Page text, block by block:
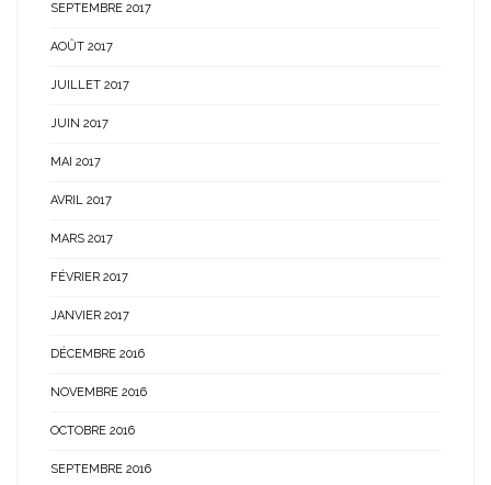
SEPTEMBRE 2017
AOÛT 2017
JUILLET 2017
JUIN 2017
MAI 2017
AVRIL 2017
MARS 2017
FÉVRIER 2017
JANVIER 2017
DÉCEMBRE 2016
NOVEMBRE 2016
OCTOBRE 2016
SEPTEMBRE 2016